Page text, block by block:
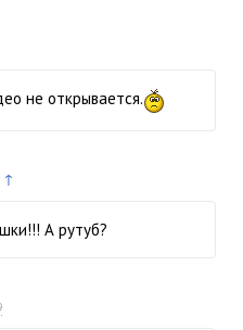
не открывается.
↑
А рутуб?